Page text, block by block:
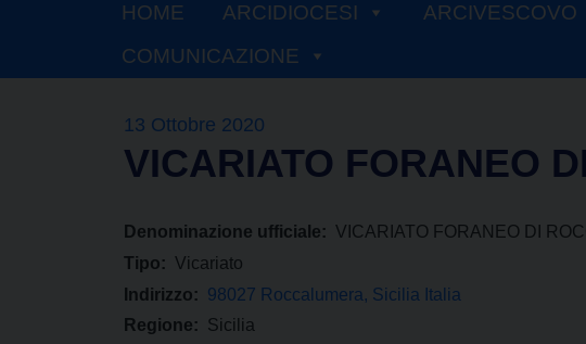
HOME ARCIDIOCESI ARCIVESCOVO
COMUNICAZIONE
13 Ottobre 2020
VICARIATO FORANEO
Denominazione ufficiale: VICARIATO FORANEO DI
Tipo: Vicariato
Indirizzo: 98027 Roccalumera, Sicilia Italia
Regione: Sicilia